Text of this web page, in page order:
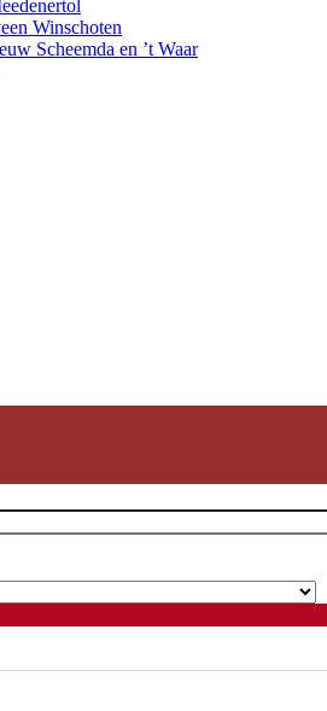
Winschoten
Scheemda en ’t Waar